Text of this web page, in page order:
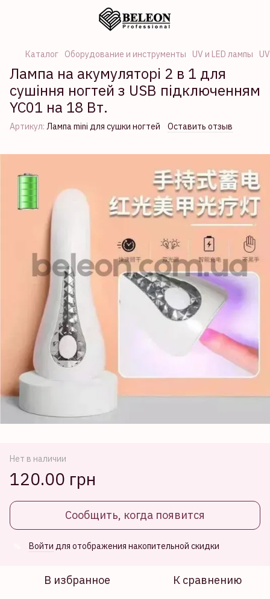
Каталог Оборудование и инструменты UV и LED лампы
Лампа на акумуляторі 2 в 1 для
сушіння ногтей з USB підключенням
YC01 на 18 Вт.
Артикул: Лампа mini для сушки ногтей Оставить отзыв
Нет в наличии
120.00 грн
Сообщить, когда появится
Войти для отображения накопительной скидки
В избранное К сравнению